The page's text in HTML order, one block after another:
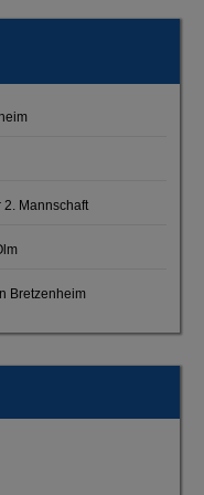
2. Mannschaft
Bretzenheim